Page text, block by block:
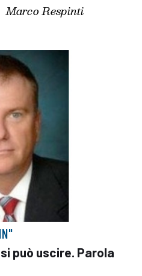
Marco Respinti
può uscire. Parola